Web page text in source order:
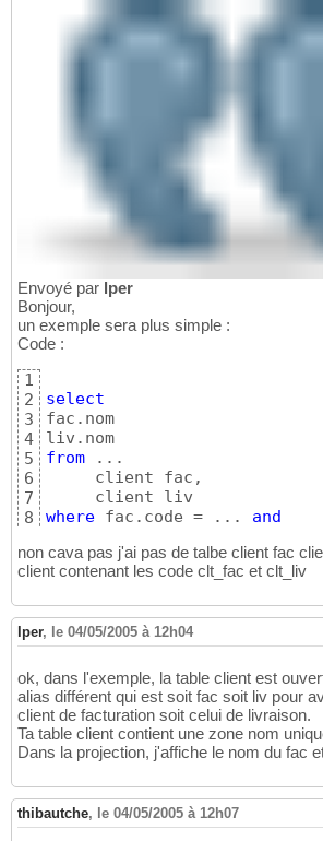
Envoyé par lper
Bonjour,
un exemple sera plus simple :
Code :
1
2
3
4
5
6
7
8
select
fac.nom
from ...
     client fac,
where fac.code = ... and
non cava pas j'ai pas de talbe client fac
client contenant les code clt_fac et clt_liv
lper, le 04/05/2005 à 12h04
ok, dans l'exemple, la table client est
alias différent qui est soit fac soit liv pour
client de facturation soit celui de livraison.
Ta table client contient une zone nom
Dans la projection, j'affiche le nom du fac
thibautche, le 04/05/2005 à 12h07